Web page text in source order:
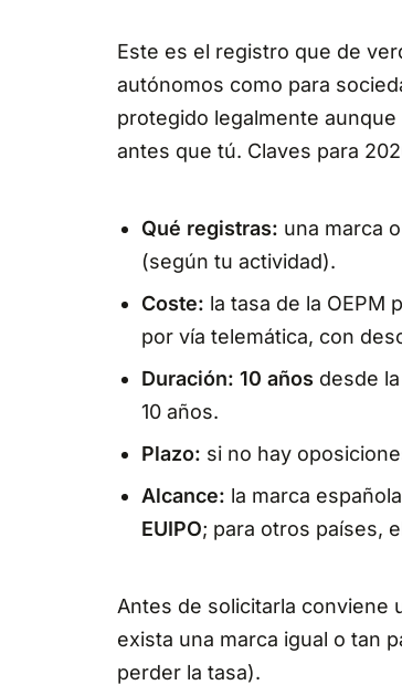
Este es el registro que de
autónomos como para
protegido legalmente
antes que tú. Claves para
Qué registras: una marca
(según tu actividad).
Coste: la tasa de la OEPM
por vía telemática, con
Duración: 10 años desde
10 años.
Plazo: si no hay
Alcance: la marca
EUIPO; para otros países,
Antes de solicitarla conviene
exista una marca igual o tan
perder la tasa).